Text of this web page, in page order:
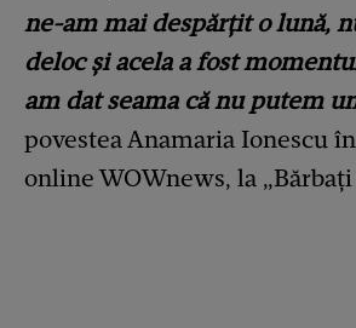
ne-am mai despărțit o lună,
deloc și acela a fost
am dat seama că nu putem
povestea Anamaria Ionescu
online WOWnews, la „Bărbați